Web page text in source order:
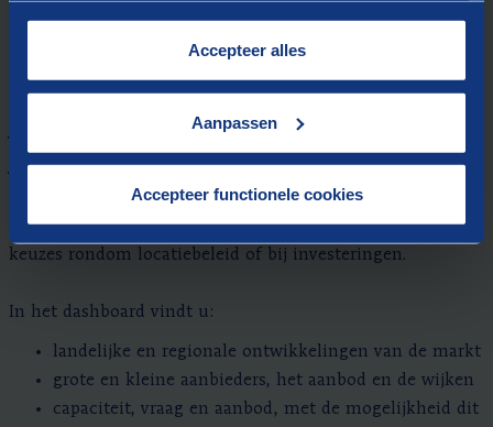
cookies op onze website treft u in onze
Accepteer alles
Aanpassen
Accepteer functionele cookies
gebruiksvriendelijke toegang voor alle
sectorprofessionals
Strategische informatie voor
kinderopvang
Het dashboard toont relevante gegevens die uw eigen
organisatie verder helpen. Bijvoorbeeld bij het maken van
keuzes rondom locatiebeleid of bij investeringen.
In het dashboard vindt u:
landelijke en regionale ontwikkelingen van de markt
grote en kleine aanbieders, het aanbod en de wijken
capaciteit, vraag en aanbod, met de mogelijkheid dit